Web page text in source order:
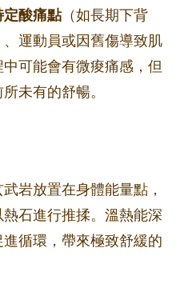
定酸痛點（如長期下背
運動員或因舊傷導致肌
可能會有微痠痛感，但
未有的舒暢。
岩放置在身體能量點，
石進行推揉。溫熱能深
循環，帶來極致舒緩的